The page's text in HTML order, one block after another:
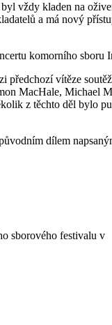
vždy kladen na
a má nový
komorního sboru
předchozí vítěze
MacHale, Michael
z těchto děl bylo
dílem
sborového festivalu v